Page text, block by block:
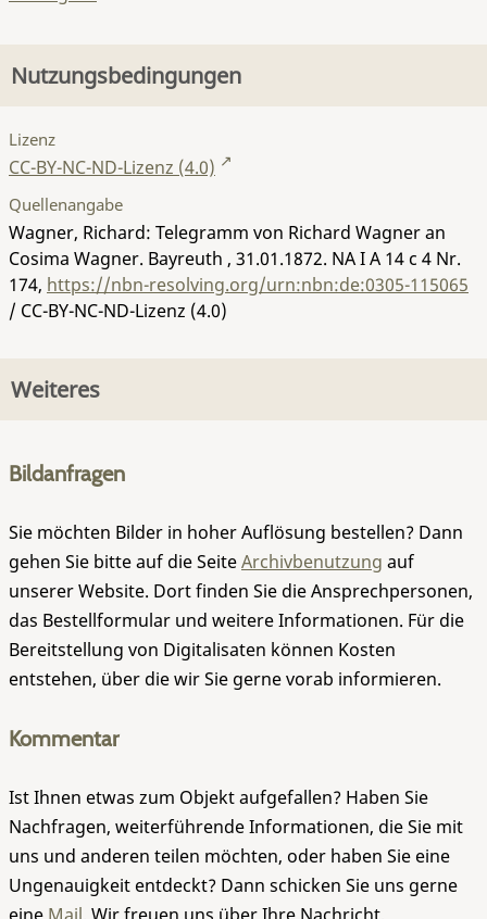
Nutzungsbedingungen
Lizenz
CC-BY-NC-ND-Lizenz (4.0)
Quellenangabe
Wagner, Richard: Telegramm von Richard Wagner an
Cosima Wagner. Bayreuth , 31.01.1872. NA I A 14 c 4 Nr.
174, https://nbn-resolving.org/urn:nbn:de:0305-115065
/ CC-BY-NC-ND-Lizenz (4.0)
Weiteres
Bildanfragen
Sie möchten Bilder in hoher Auflösung bestellen? Dann
gehen Sie bitte auf die SeiteArchivbenutzung auf
unserer Website. Dort finden Sie die Ansprechpersonen,
das Bestellformular und weitere Informationen. Für die
Bereitstellung von Digitalisaten können Kosten
entstehen, über die wir Sie gerne vorab informieren.
Kommentar
Ist Ihnen etwas zum Objekt aufgefallen? Haben Sie
Nachfragen, weiterführende Informationen, die Sie mit
uns und anderen teilen möchten, oder haben Sie eine
Ungenauigkeit entdeckt? Dann schicken Sie uns gerne